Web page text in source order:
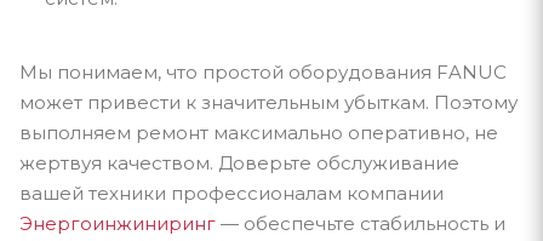
Мы понимаем, что простой оборудования FANUC
может привести к значительным убыткам. Поэтому
выполняем ремонт максимально оперативно, не
жертвуя качеством. Доверьте обслуживание
вашей техники профессионалам компании
Энергоинжиниринг — обеспечьте стабильность и